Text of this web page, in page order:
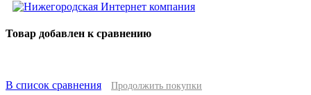
Товар добавлен к сравнению
В список сравнения Продолжить покупки